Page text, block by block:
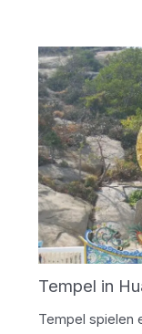
Tempel in
Tempel spielen